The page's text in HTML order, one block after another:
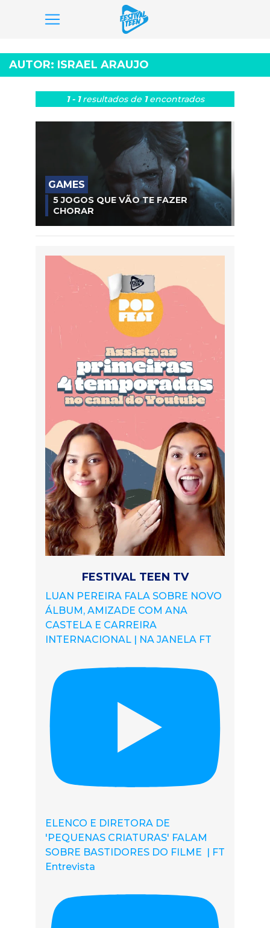
para
o
conteúdo
AUTOR: ISRAEL ARAUJO
1 - 1resultados de 1encontrados
GAMES
5 JOGOS QUE VÃO TE FAZER
CHORAR
FESTIVAL TEEN TV
LUAN PEREIRA FALA SOBRE NOVO
ÁLBUM, AMIZADE COM ANA
CASTELA E CARREIRA
INTERNACIONAL | NA JANELA FT
ELENCO E DIRETORA DE
'PEQUENAS CRIATURAS' FALAM
SOBRE BASTIDORES DO FILME | FT
Entrevista